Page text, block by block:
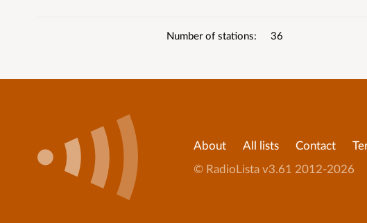
Number of stations 36
About All lists Contact
© RadioListaApplication
v3.61 2012-2026